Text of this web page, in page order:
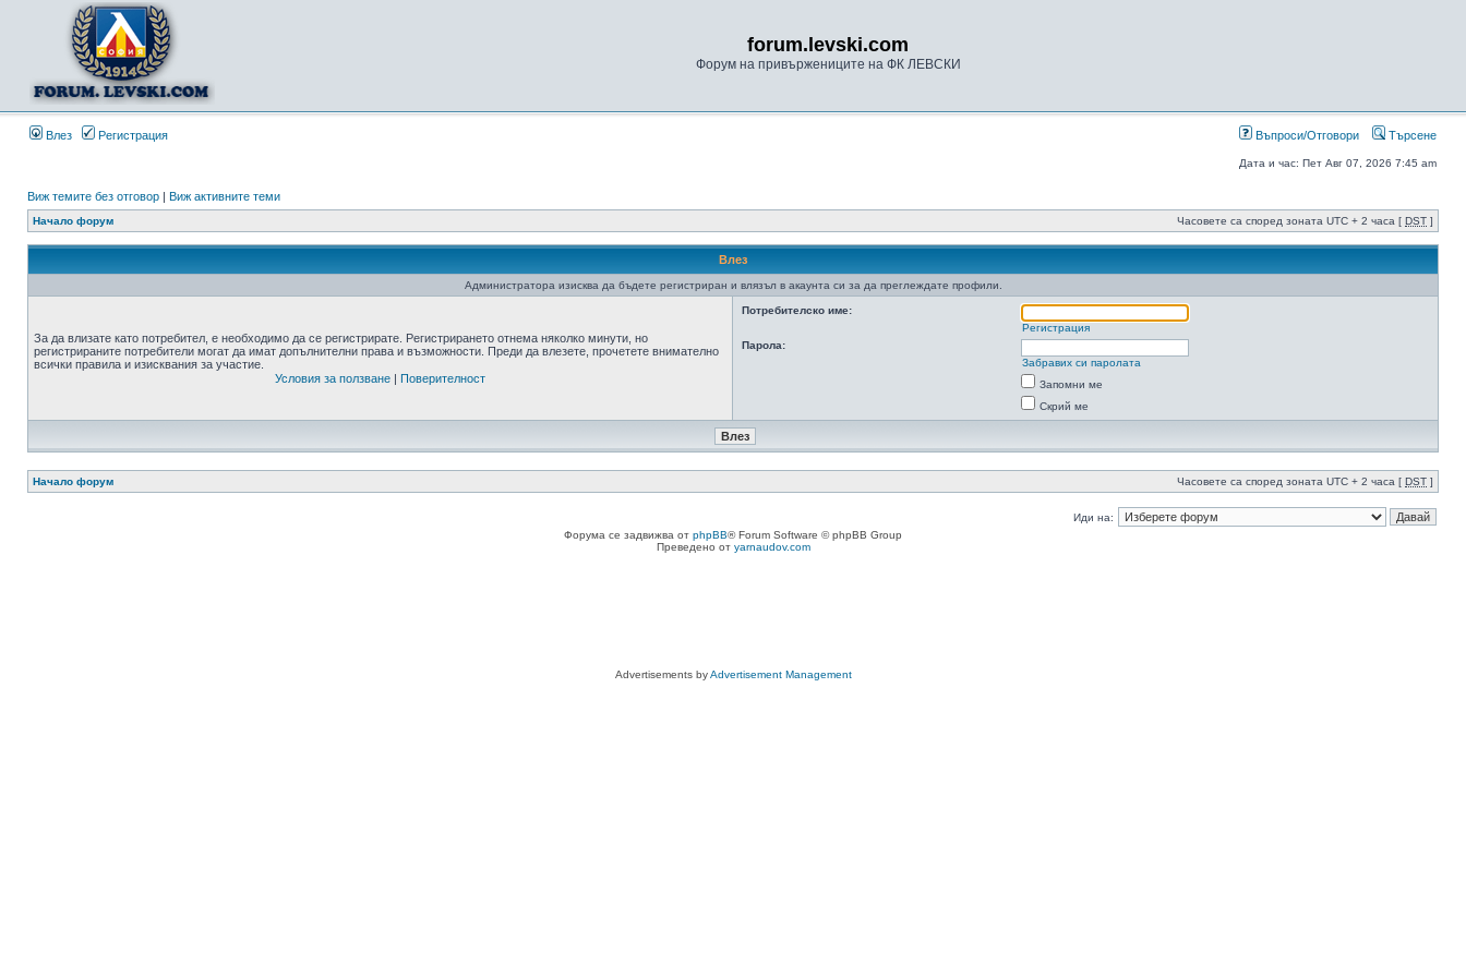
forum.levski.com
Форум на привържениците на ФК ЛЕВСКИ
Влез Регистрация Въпроси/Отговори Търсене
Дата и час: Пет Авг 07, 2026 7:45 am
Виж темите без отговор | Виж активните теми
Начало форум Часовете са според зоната UTC + 2 часа [ DST ]
Влез
Администратора изисква да бъдете регистриран и влязъл в акаунта си за да преглеждате профили.
За да влизате като потребител, е необходимо да се регистрирате. Регистрирането отнема няколко минути, но
регистрираните потребители могат да имат допълнителни права и възможности. Преди да влезете, прочетете внимателно
всички правила и изисквания за участие.
Условия за ползване | Поверителност
Потребителско име:
Регистрация
Парола:
Забравих си паролата
Запомни ме
Скрий ме
Начало форум Часовете са според зоната UTC + 2 часа [ DST ]
Иди на:
Форума се задвижва от phpBB® Forum Software © phpBB Group
Преведено от yarnaudov.com
Advertisements byAdvertisement Management